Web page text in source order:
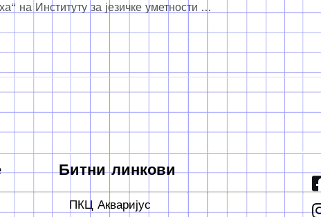
на Институту за језичке уметности …
Битни линкови
ПКЦ Акваријус